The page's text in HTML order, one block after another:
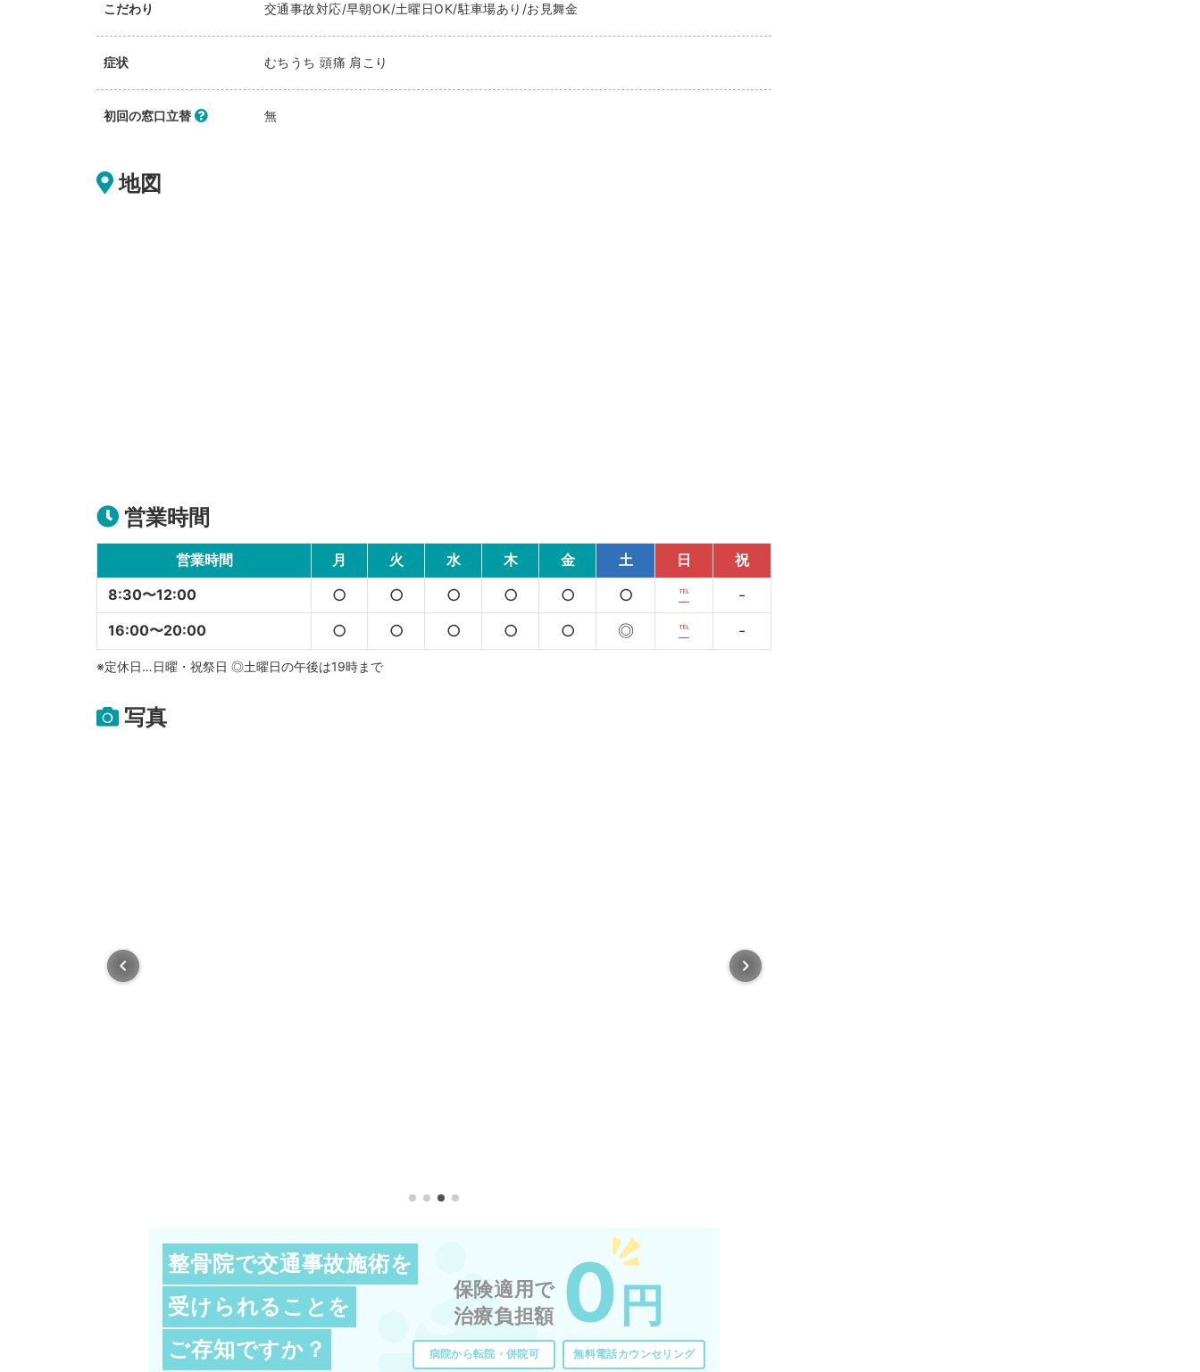
こだわり 交通事故対応/早朝OK/土曜日OK/駐車場あり/お見舞金
症状 むちうち 頭痛 肩こり
初回の窓口立替 無
地図
営業時間
営業時間 月 火 水 木 金 土 日
祝
8:30〜12:00
○ ○ ○ ○ ○ ○ ℡ -
16:00〜20:00 ○ ○ ○ ○ ○ ◎ ℡ -
※定休日…日曜・祝祭日 ◎土曜日の午後は19時まで
写真
整骨院で交通事故施術を
受けられることを
ご存知ですか？
保険適用で
治療負担額 0 円
病院から転院・併院可 無料電話カウンセリング